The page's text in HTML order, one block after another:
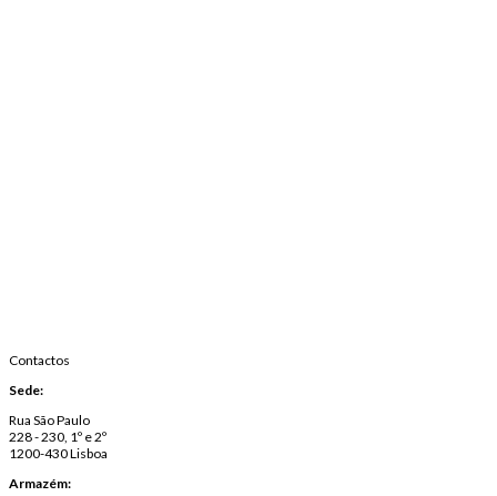
Contactos
Sede:
Rua São Paulo
228 - 230, 1º e 2º
1200-430 Lisboa
Armazém: